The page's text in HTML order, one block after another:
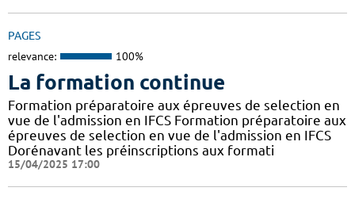
PAGES
relevance: 100%
La formation continue
Formation préparatoire aux épreuves de selection en
vue de l'admission en IFCS Formation préparatoire aux
épreuves de selection en vue de l'admission en IFCS
Dorénavant les préinscriptions aux formati
15/04/2025 17:00